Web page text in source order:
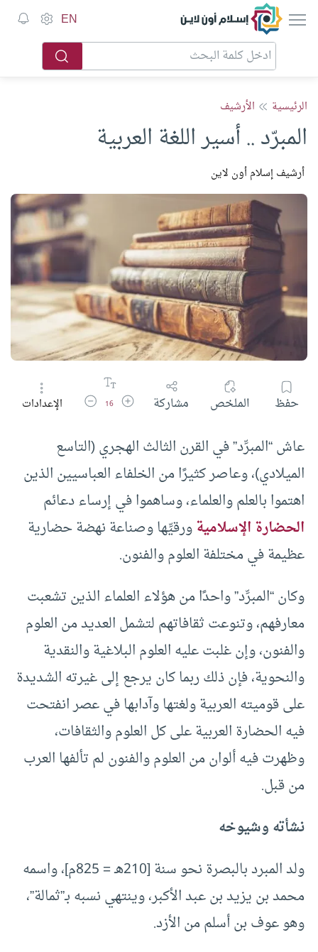
إسلام أون لاين EN
الرئيسية الأرشيف
المبرّد .. أسير اللغة العربية
أرشيف إسلام أون لاين
حفظ الملخص مشاركة زيادة حجم الخط
16 تقليل حجم الخط
الإعدادات
عاش “المبرِّد” في القرن الثالث الهجري (التاسع
الميلادي)، وعاصر كثيرًا من الخلفاء العباسيين الذين
اهتموا بالعلم والعلماء، وساهموا في إرساء دعائم
الحضارة الإسلاميةورقيِّها وصناعة نهضة حضارية
عظيمة في مختلفة العلوم والفنون.
وكان “المبرِّد” واحدًا من هؤلاء العلماء الذين تشعبت
معارفهم، وتنوعت ثقافاتهم لتشمل العديد من العلوم
والفنون، وإن غلبت عليه العلوم البلاغية والنقدية
والنحوية، فإن ذلك ربما كان يرجع إلى غيرته الشديدة
على قوميته العربية ولغتها وآدابها في عصر انفتحت
فيه الحضارة العربية على كل العلوم والثقافات،
وظهرت فيه ألوان من العلوم والفنون لم تألفها العرب
من قبل.
نشأته وشيوخه
ولد المبرد بالبصرة نحو سنة [210هـ = 825م]، واسمه
محمد بن يزيد بن عبد الأكبر، وينتهي نسبه بـ”ثمالة”،
وهو عوف بن أسلم من الأزد.